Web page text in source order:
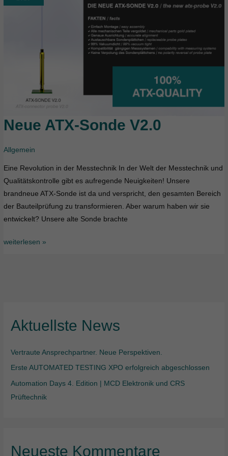
Neue ATX-Sonde V2.0
Allgemein
Eine Revolution in der Messtechnik In der Welt der Messtechnik und
Qualitätskontrolle gibt es aufregende Neuigkeiten! Unsere
brandneue ATX-Sonde ist da und verspricht, den gesamten Bereich
der Bauteilprüfung zu transformieren. Aber warum haben wir sie
entwickelt? Unsere alte Sonde brachte
Neue
Sonde
weiterlesen »
Aktuellste News
Vertraute Ansprechpartner. Neue Perspektiven.
Erste AUTOMATED TESTING XPO erfolgreich abgeschlossen
Automation Days 4. Edition | MCD Elektronik und CRS
Prüftechnik
Neueste Kommentare